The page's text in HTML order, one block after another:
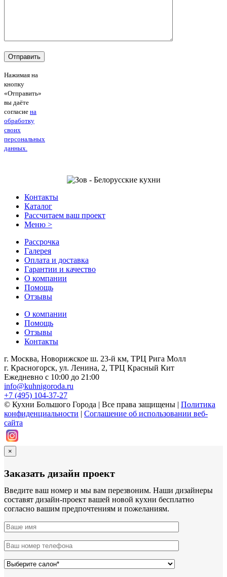
Нажимая на
кнопку
«Отправить»
вы даёте
согласие на
обработку
своих
персональных
данных.
Контакты
Каталог
Рассчитаем ваш проект
Меню >
Рассрочка
Галерея
Оплата и доставка
Гарантии и качество
О компании
Помощь
Отзывы
О компании
Помощь
Отзывы
Контакты
г. Москва, Новорижское ш. 23-й км, ТРЦ Рига Молл
г. Красногорск, ул. Ленина, 2, ТРЦ Красный Кит
Ежедневно с 10:00 до 21:00
info@kuhnigoroda.ru
+7 (495) 104-37-27
© Кухни Большого Города | Все права защищены | Политика
конфиденциальности | Соглашение об использовании веб-
сайта
×
Заказать дизайн проект
Введите ваш номер и мы вам перезвоним. Наши дизайнеры
составят дизайн-проект вашей новой кухни бесплатно
согласно вашим предпочтениям и пожеланиям.